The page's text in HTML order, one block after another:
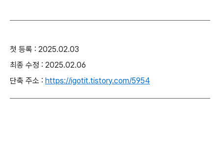
첫 등록 : 2025.02.03
최종 수정 : 2025.02.06
단축 주소 : https://igotit.tistory.com/5954